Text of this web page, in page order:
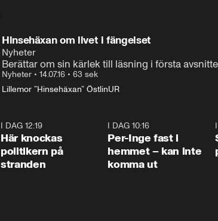
Hinsehäxan om livet i fängelset
Nyheter
Berättar om sin kärlek till läsning i första
Nyheter • 14.07.16 • 63 sek
Lillemor ”Hinsehäxan” ÖstlinUR
I DAG 12:19
Här knockas
politikern på
stranden
I DAG 10:16
Per-Inge fast i
hemmet – kan inte
komma ut